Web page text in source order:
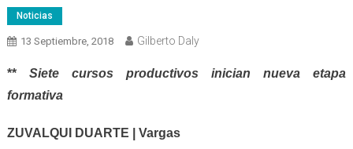
Noticias
13 Septiembre, 2018 Gilberto Daly
**Siete cursos productivos inician nueva etapa
formativa
ZUVALQUI DUARTE | Vargas